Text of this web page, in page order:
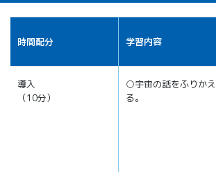
時間配分 学習内容
導入
（10分）
○宇宙の話をふりかえ
る。